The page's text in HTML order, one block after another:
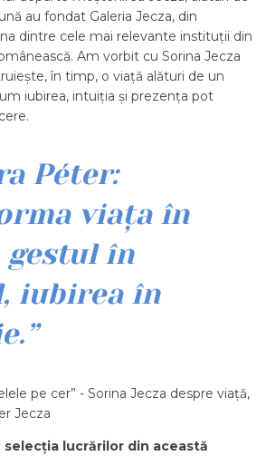
au fondat Galeria Jecza, din
dintre cele mai relevante instituții din
Am vorbit cu Sorina Jecza
în timp, o viață alături de un
iubirea, intuiția și prezența pot
Péter:
viața în
gestul în
iubirea în
lucrărilor din această